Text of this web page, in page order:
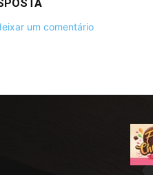
um comentário